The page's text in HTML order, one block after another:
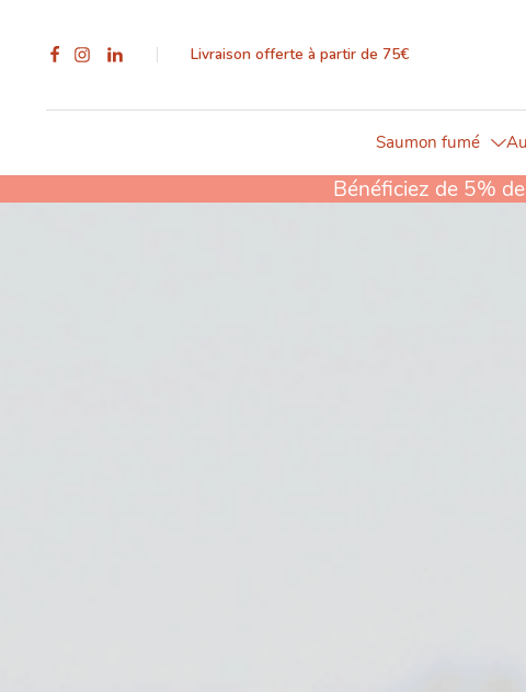
Livraison offerte à partir de 75€
Saumon fumé
Bénéficiez de 5%